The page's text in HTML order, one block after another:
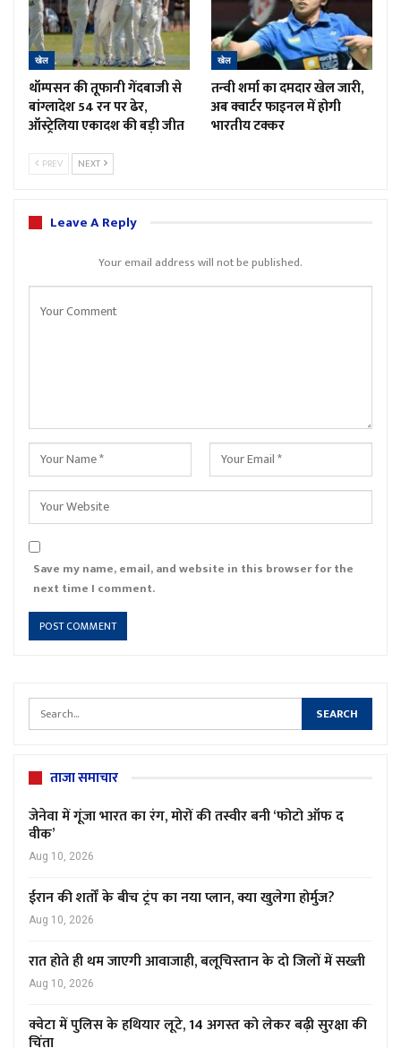
खेल
थॉम्पसन की तूफानी गेंदबाजी से
बांग्लादेश 54 रन पर ढेर,
ऑस्ट्रेलिया एकादश की बड़ी जीत
खेल
तन्वी शर्मा का दमदार खेल जारी,
अब क्वार्टर फाइनल में होगी
भारतीय टक्कर
PREV NEXT
Leave A Reply
Your email address will not be published.
Save my name, email, and website in this browser for the
next time I comment.
ताजा समाचार
जेनेवा में गूंजा भारत का रंग, मोरों की तस्वीर बनी ‘फोटो ऑफ द
वीक’
Aug 10, 2026
ईरान की शर्तों के बीच ट्रंप का नया प्लान, क्या खुलेगा होर्मुज?
Aug 10, 2026
रात होते ही थम जाएगी आवाजाही, बलूचिस्तान के दो जिलों में सख्ती
Aug 10, 2026
क्वेटा में पुलिस के हथियार लूटे, 14 अगस्त को लेकर बढ़ी सुरक्षा की
चिंता